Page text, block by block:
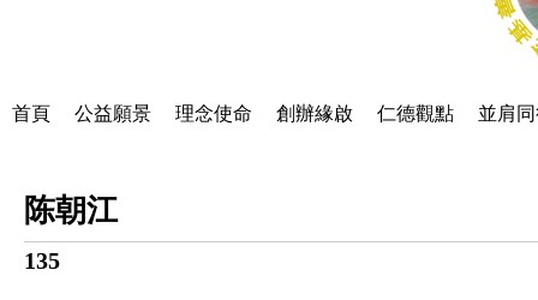
首頁 公益願景 理念使命 創辦緣啟 仁德觀點 並肩
陈朝江
135